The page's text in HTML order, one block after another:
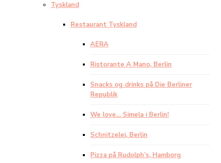
Tyskland
Restaurant Tyskland
AERA
Ristorante A Mano, Berlin
Snacks og drinks på Die Berliner
Republik
We love… Simela i Berlin!
Schnitzelei, Berlin
Pizza på Rudolph’s, Hamborg